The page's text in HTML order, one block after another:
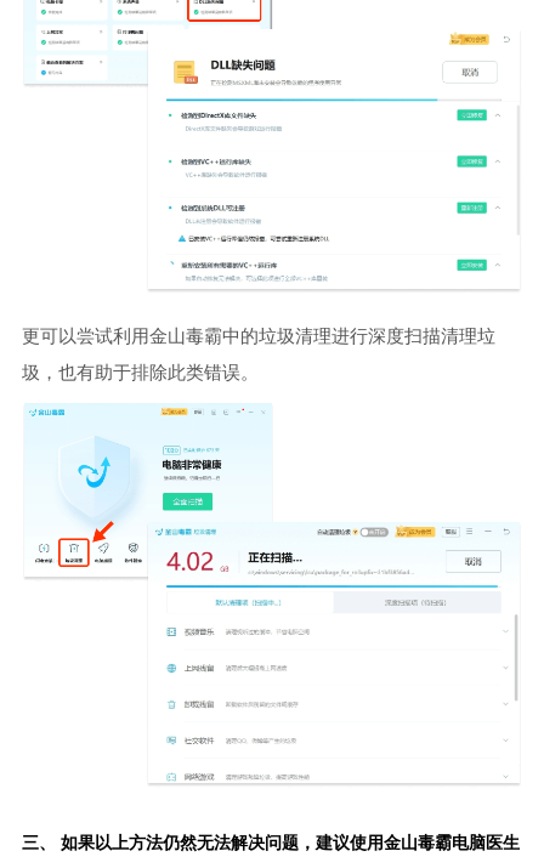
更可以尝试利用金山毒霸中的垃圾清理进行深度扫描清理垃
圾，也有助于排除此类错误。
三、 如果以上方法仍然无法解决问题，建议使用金山毒霸电脑医生